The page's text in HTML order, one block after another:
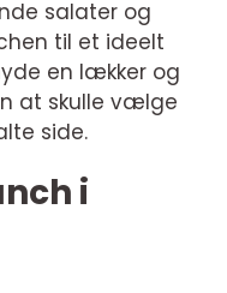
salater og
til et ideelt
en lækker og
at skulle vælge
side.
i